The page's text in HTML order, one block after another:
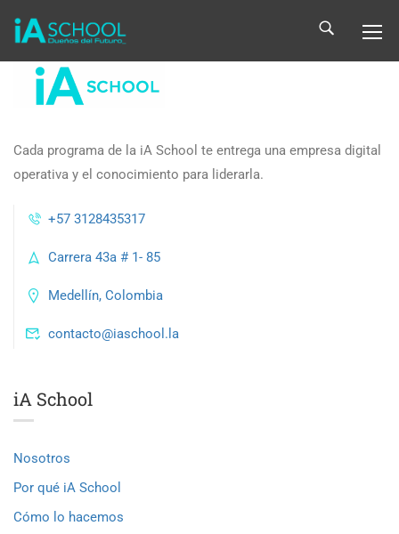
Cada programa de la iA School te entrega una empresa digital
operativa y el conocimiento para liderarla.
+57 3128435317
Carrera 43a # 1- 85
Medellín, Colombia
contacto@iaschool.la
iA School
Nosotros
Por qué iA School
Cómo lo hacemos